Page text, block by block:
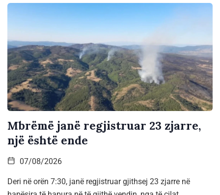
Mbrëmë janë regjistruar 23 zjarre,
një është ende
07/08/2026
Deri në orën 7:30, janë regjistruar gjithsej 23 zjarre në